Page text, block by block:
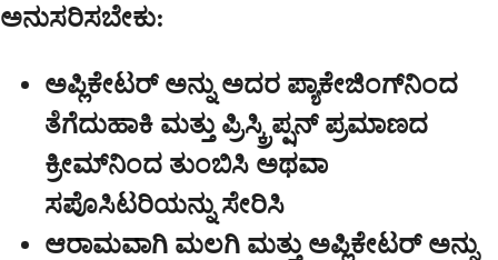
ಅನುಸರಿಸಬೇಕು:
ಅಪ್ಲಿಕೇಟರ್ ಅನ್ನು ಅದರ ಪ್ಯಾಕೇಜಿಂಗ್‌ನಿಂದ
ತೆಗೆದುಹಾಕಿ ಮತ್ತು ಪ್ರಿಸ್ಕ್ರಿಪ್ಷನ್ ಪ್ರಮಾಣದ
ಕ್ರೀಮ್‌ನಿಂದ ತುಂಬಿಸಿ ಅಥವಾ
ಸಪೊಸಿಟರಿಯನ್ನು ಸೇರಿಸಿ
ಆರಾಮವಾಗಿ ಮಲಗಿ ಮತ್ತು ಅಪ್ಲಿಕೇಟರ್ ಅನ್ನು